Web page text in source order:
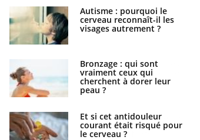
Autisme : pourquoi le
cerveau reconnaît-il les
visages autrement ?
Bronzage : qui sont
vraiment ceux qui
cherchent à dorer leur
peau ?
Et si cet antidouleur
courant était risqué pour
le cerveau ?